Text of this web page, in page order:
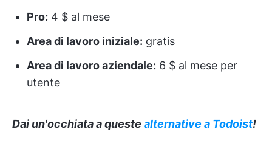
Pro: 4 $ al mese
Area di lavoro iniziale: gratis
Area di lavoro aziendale: 6 $ al mese per
utente
Dai un'occhiata a queste alternative a Todoist!